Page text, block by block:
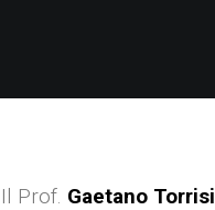
Il Prof. Gaetano Torrisi